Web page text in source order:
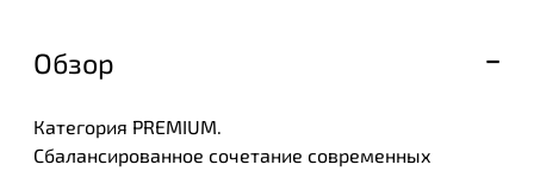
Обзор
Категория PREMIUM.
Сбалансированное сочетание современных